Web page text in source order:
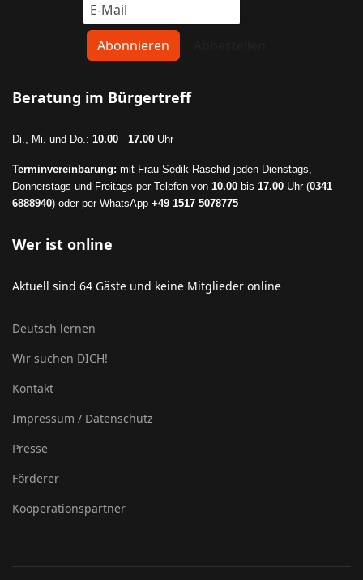
Beratung im Bürgertreff
Di., Mi. und Do.: 10.00 - 17.00 Uhr
Terminvereinbarung: mit Frau Sedik Raschid jeden Dienstags,
Donnerstags und Freitags per Telefon von 10.00 bis 17.00 Uhr (0341
6888940) oder per WhatsApp +49 1517 5078775
Wer ist online
Aktuell sind 64 Gäste und keine Mitglieder online
Deutsch lernen
Wir suchen DICH!
Kontakt
Impressum / Datenschutz
Presse
Förderer
Kooperationspartner